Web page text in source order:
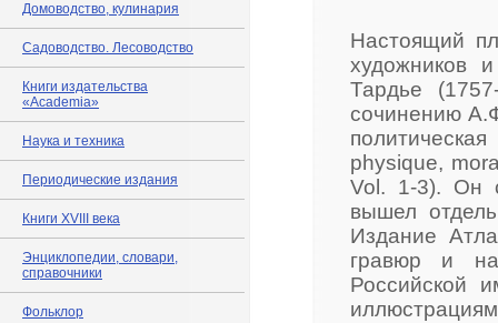
Домоводство, кулинария
Садоводство. Лесоводство
Книги издательства
«Academia»
Наука и техника
Периодические издания
Книги XVIII века
Энциклопедии, словари,
справочники
Фольклор
Настоящий
художников
Тардье
сочинению
physique,
Vol. 1-3). Он
вышел
Издание
гравюр и
Российской